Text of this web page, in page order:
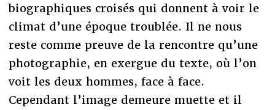
biographiques croisés qui donnent à voir le
climat d’une époque troublée. Il ne nous
reste comme preuve de la rencontre qu’une
photographie, en exergue du texte, où l’on
voit les deux hommes, face à face.
Cependant l’image demeure muette et il